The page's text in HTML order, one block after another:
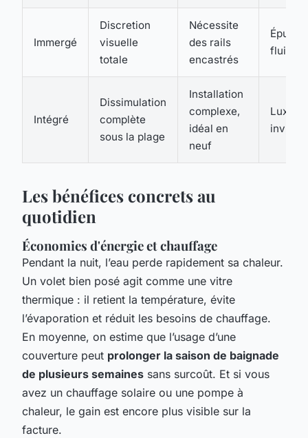
Immergé
Discretion
visuelle
totale
Nécessite
des rails
encastrés
Épurée,
fluide
Intégré
Dissimulation
complète
sous la plage
Installation
complexe,
idéal en
neuf
Les bénéfices concrets au
quotidien
Économies d'énergie et chauffage
Pendant la nuit, l’eau perde rapidement sa chaleur.
Un volet bien posé agit comme une vitre
thermique : il retient la température, évite
l’évaporation et réduit les besoins de chauffage.
En moyenne, on estime que l’usage d’une
couverture peut prolonger la saison de baignade
de plusieurs semaines sans surcoût. Et si vous
avez un chauffage solaire ou une pompe à
chaleur, le gain est encore plus visible sur la
facture.